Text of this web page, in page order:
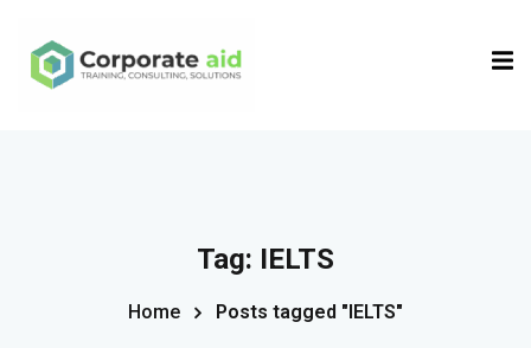
Tag: IELTS
Home Posts tagged "IELTS"
Sign in